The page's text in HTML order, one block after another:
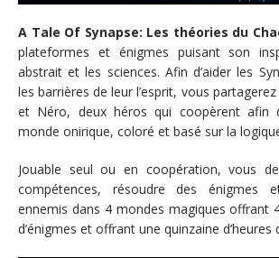
A Tale Of Synapse: Les théories du
plateformes et énigmes puisant son
abstrait et les sciences. Afin d’aider les
les barrières de leur l’esprit, vous partagerez
et Néro, deux héros qui coopèrent afin
monde onirique, coloré et basé sur la
Jouable seul ou en coopération, vous
compétences, résoudre des énigmes
ennemis dans 4 mondes magiques offrant
d’énigmes et offrant une quinzaine d’heures